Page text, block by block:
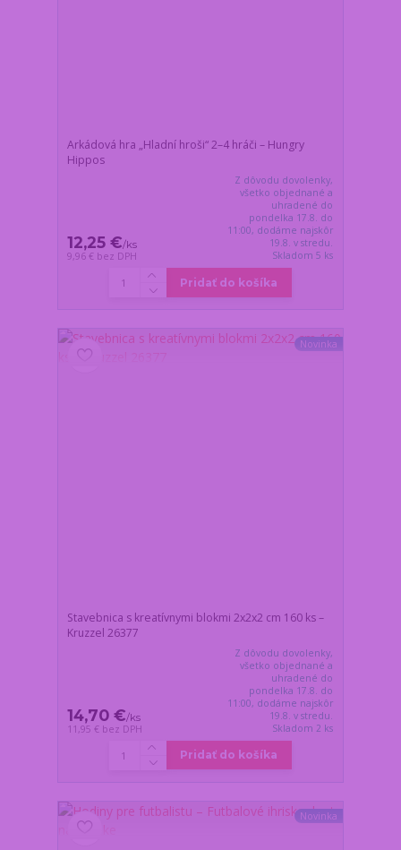
Arkádová hra „Hladní hroši“ 2–4 hráči – Hungry
Hippos
12,25 €/ks
9,96 € bez DPH
Z dôvodu dovolenky,
všetko objednané a
uhradené do
pondelka 17.8. do
11:00, dodáme najskôr
19.8. v stredu.
Skladom 5 ks
Pridať do košíka
Novinka
Stavebnica s kreatívnymi blokmi 2x2x2 cm 160 ks –
Kruzzel 26377
14,70 €/ks
11,95 € bez DPH
Z dôvodu dovolenky,
všetko objednané a
uhradené do
pondelka 17.8. do
11:00, dodáme najskôr
19.8. v stredu.
Skladom 2 ks
Pridať do košíka
Novinka